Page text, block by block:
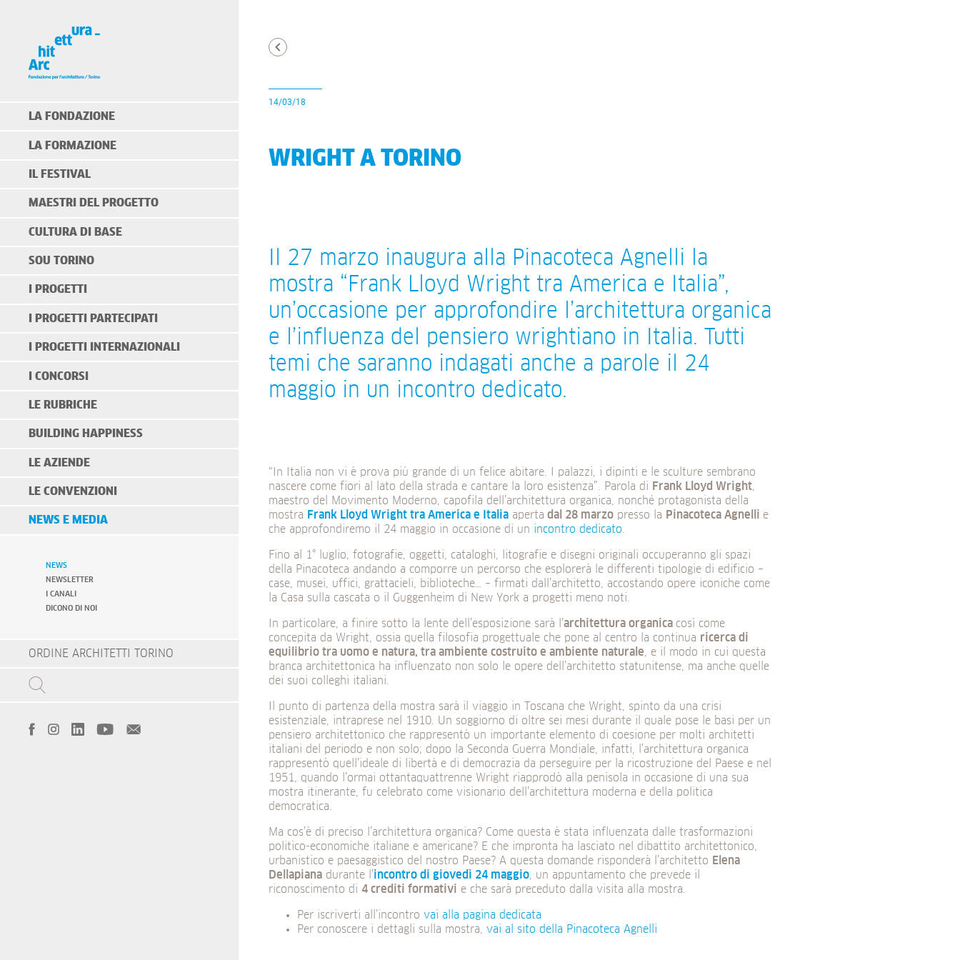
LA FONDAZIONE
LA FORMAZIONE
IL FESTIVAL
MAESTRI DEL PROGETTO
CULTURA DI BASE
SOU TORINO
I PROGETTI
I PROGETTI PARTECIPATI
I PROGETTI INTERNAZIONALI
I CONCORSI
LE RUBRICHE
BUILDING HAPPINESS
LE AZIENDE
LE CONVENZIONI
NEWS E MEDIA
NEWS
NEWSLETTER
I CANALI
DICONO DI NOI
ORDINE ARCHITETTI TORINO
14/03/18
WRIGHT A TORINO
Il 27 marzo inaugura alla Pinacoteca Agnelli la
mostra “Frank Lloyd Wright tra America e Italia”,
un’occasione per approfondire l’architettura organica
e l’influenza del pensiero wrightiano in Italia. Tutti
temi che saranno indagati anche a parole il 24
maggio in un incontro dedicato.
“In Italia non vi è prova più grande di un felice abitare. I palazzi, i dipinti e le sculture sembrano
nascere come fiori al lato della strada e cantare la loro esistenza”. Parola di Frank Lloyd Wright,
maestro del Movimento Moderno, capofila dell’architettura organica, nonché protagonista della
mostra Frank Lloyd Wright tra America e Italia aperta dal 28 marzo presso la Pinacoteca Agnelli e
che approfondiremo il 24 maggio in occasione di un incontro dedicato.
Fino al 1° luglio, fotografie, oggetti, cataloghi, litografie e disegni originali occuperanno gli spazi
della Pinacoteca andando a comporre un percorso che esplorerà le differenti tipologie di edificio –
case, musei, uffici, grattacieli, biblioteche… – firmati dall’architetto, accostando opere iconiche come
la Casa sulla cascata o il Guggenheim di New York a progetti meno noti.
In particolare, a finire sotto la lente dell’esposizione sarà l’architettura organica così come
concepita da Wright, ossia quella filosofia progettuale che pone al centro la continua ricerca di
equilibrio tra uomo e natura, tra ambiente costruito e ambiente naturale, e il modo in cui questa
branca architettonica ha influenzato non solo le opere dell’architetto statunitense, ma anche quelle
dei suoi colleghi italiani.
Il punto di partenza della mostra sarà il viaggio in Toscana che Wright, spinto da una crisi
esistenziale, intraprese nel 1910. Un soggiorno di oltre sei mesi durante il quale pose le basi per un
pensiero architettonico che rappresentò un importante elemento di coesione per molti architetti
italiani del periodo e non solo; dopo la Seconda Guerra Mondiale, infatti, l’architettura organica
rappresentò quell’ideale di libertà e di democrazia da perseguire per la ricostruzione del Paese e nel
1951, quando l’ormai ottantaquattrenne Wright riapprodò alla penisola in occasione di una sua
mostra itinerante, fu celebrato come visionario dell’architettura moderna e della politica
democratica.
Ma cos’è di preciso l’architettura organica? Come questa è stata influenzata dalle trasformazioni
politico-economiche italiane e americane? E che impronta ha lasciato nel dibattito architettonico,
urbanistico e paesaggistico del nostro Paese? A questa domande risponderà l’architetto Elena
Dellapiana durante l’incontro di giovedì 24 maggio, un appuntamento che prevede il
riconoscimento di 4 crediti formativi e che sarà preceduto dalla visita alla mostra.
Per iscriverti all’incontro vai alla pagina dedicata
Per conoscere i dettagli sulla mostra, vai al sito della Pinacoteca Agnelli